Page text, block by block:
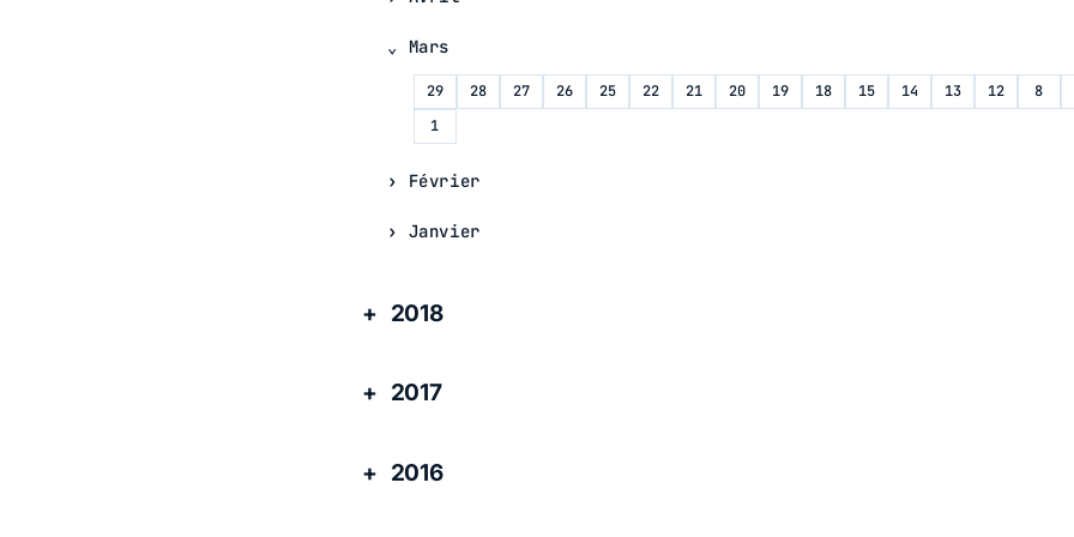
Mars
29 28 27 26 25 22 21 20 19 18 15 14 13 12 8
1
Février
Janvier
2018
2017
2016